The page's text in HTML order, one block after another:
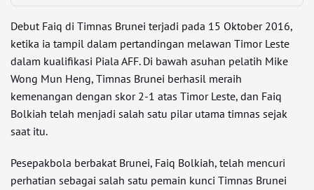
Debut Faiq di Timnas Brunei terjadi pada 15 Oktober 2016,
ketika ia tampil dalam pertandingan melawan Timor Leste
dalam kualifikasi Piala AFF. Di bawah asuhan pelatih Mike
Wong Mun Heng, Timnas Brunei berhasil meraih
kemenangan dengan skor 2-1 atas Timor Leste, dan Faiq
Bolkiah telah menjadi salah satu pilar utama timnas sejak
saat itu.
Pesepakbola berbakat Brunei, Faiq Bolkiah, telah mencuri
perhatian sebagai salah satu pemain kunci Timnas Brunei